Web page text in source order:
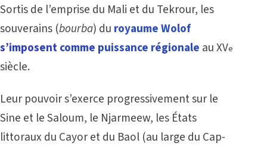
Sortis de l’emprise du Mali et du Tekrour, les
souverains (bourba) du royaume Wolof
s’imposentcomme puissance régionale au XVe
siècle.
Leur pouvoir s’exerce progressivement sur le
Sine et le Saloum, le Njarmeew, les États
littoraux du Cayor et du Baol (au large du Cap-